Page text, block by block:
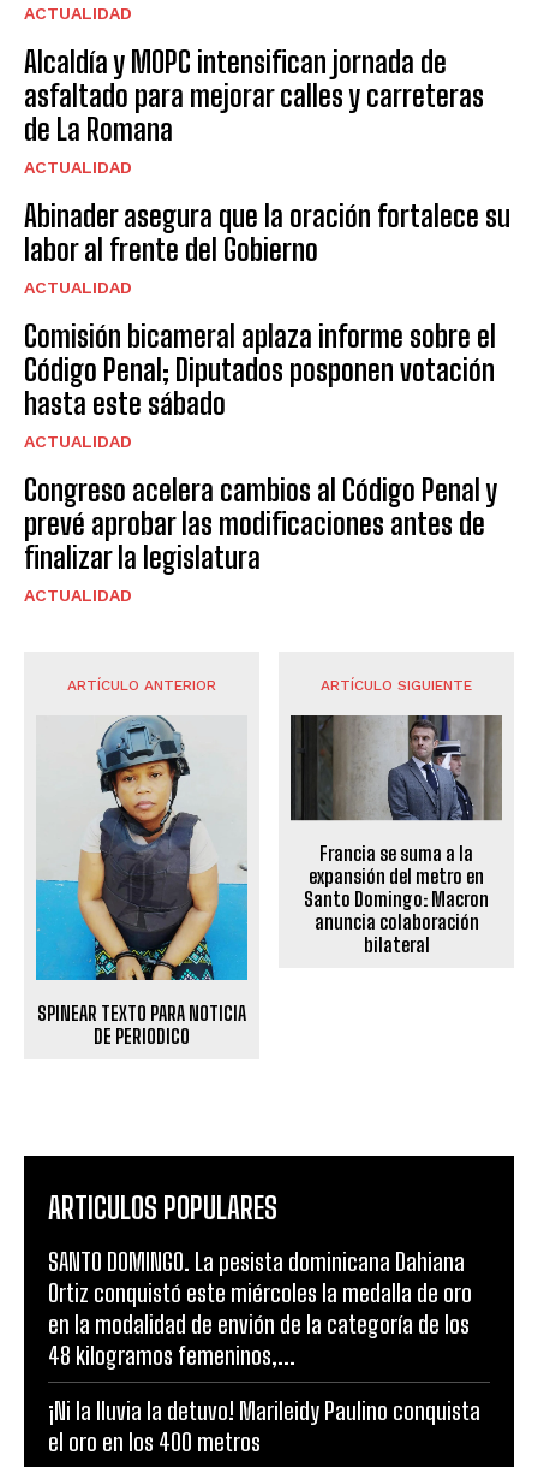
ACTUALIDAD
Alcaldía y MOPC intensifican jornada de
asfaltado para mejorar calles y carreteras
de La Romana
ACTUALIDAD
Abinader asegura que la oración fortalece su
labor al frente del Gobierno
ACTUALIDAD
Comisión bicameral aplaza informe sobre el
Código Penal; Diputados posponen votación
hasta este sábado
ACTUALIDAD
Congreso acelera cambios al Código Penal y
prevé aprobar las modificaciones antes de
finalizar la legislatura
ACTUALIDAD
ARTÍCULO ANTERIOR
SPINEAR TEXTO PARA NOTICIA
DE PERIODICO
ARTÍCULO SIGUIENTE
Francia se suma a la
expansión del metro en
Santo Domingo: Macron
anuncia colaboración
bilateral
ARTICULOS POPULARES
SANTO DOMINGO. La pesista dominicana Dahiana
Ortiz conquistó este miércoles la medalla de oro
en la modalidad de envión de la categoría de los
48 kilogramos femeninos,...
¡Ni la lluvia la detuvo! Marileidy Paulino conquista
el oro en los 400 metros